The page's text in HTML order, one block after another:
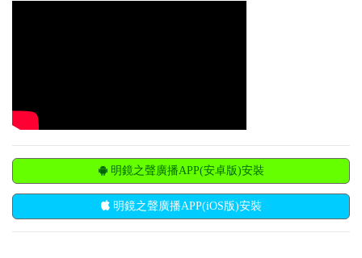
明鏡之聲廣播APP(安卓版)安裝
明鏡之聲廣播APP(iOS版)安裝